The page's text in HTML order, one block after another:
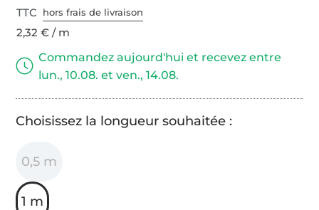
TTC hors frais de livraison
2,32 € / m
Commandez aujourd'hui et recevez entre
lun., 10.08. et ven., 14.08.
Choisissez la longueur souhaitée :
0,5 m
1 m